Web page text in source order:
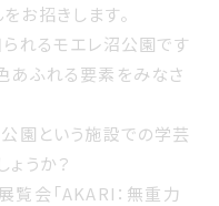
お招きします。
れるモエレ沼公園です
あふれる要素をみなさ
園という施設での学芸
うか？
覧会「AKARI：無重力